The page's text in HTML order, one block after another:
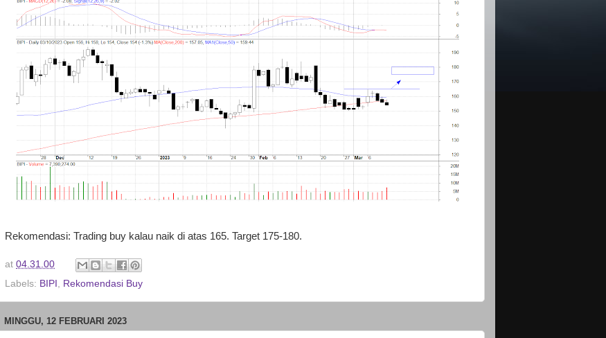
Rekomendasi: Trading buy kalau naik di atas 165. Target 175-180.
at 04.31.00
Labels: BIPI Rekomendasi Buy
MINGGU, 12 FEBRUARI 2023